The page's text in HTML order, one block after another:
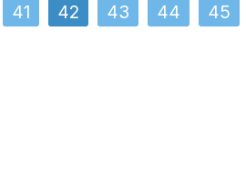
41 42 43 44
45